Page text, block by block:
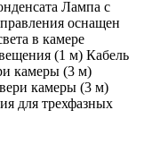
Лампа с
оснащен
в камере
(1 м) Кабель
камеры (3 м)
камеры (3 м)
для трехфазных